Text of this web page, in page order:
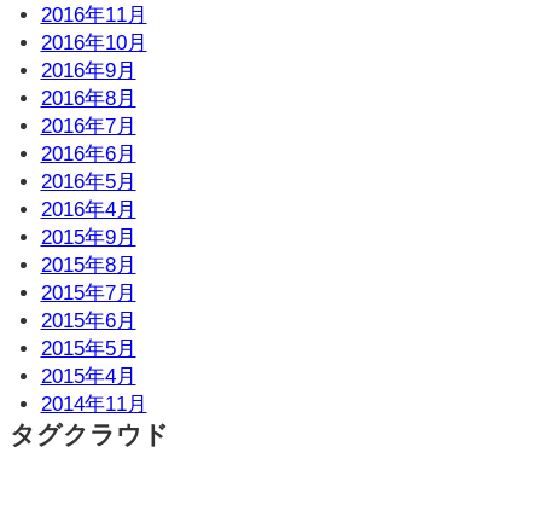
2016年11月
2016年10月
2016年9月
2016年8月
2016年7月
2016年6月
2016年5月
2016年4月
2015年9月
2015年8月
2015年7月
2015年6月
2015年5月
2015年4月
2014年11月
タグクラウド